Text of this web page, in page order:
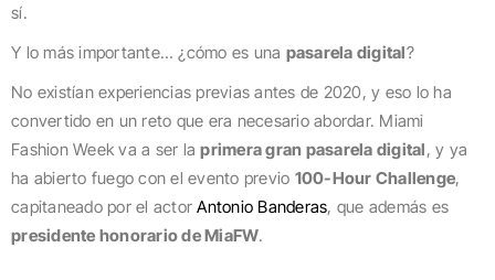
sí.
Y lo más importante… ¿cómo es una pasarela digital?
No existían experiencias previas antes de 2020, y eso lo ha
convertido en un reto que era necesario abordar. Miami
Fashion Week va a ser laprimera gran pasarela digital, y ya
ha abierto fuego con el evento previo 100-Hour Challenge,
capitaneado por el actorAntonio Banderas, que además es
presidente honorario de MiaFW.